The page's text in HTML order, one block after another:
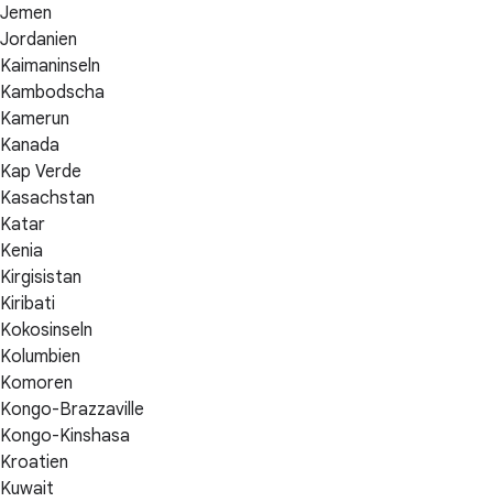
Jemen
Jordanien
Kaimaninseln
Kambodscha
Kamerun
Kanada
Kap Verde
Kasachstan
Katar
Kenia
Kirgisistan
Kiribati
Kokosinseln
Kolumbien
Komoren
Kongo-Brazzaville
Kongo-Kinshasa
Kroatien
Kuwait